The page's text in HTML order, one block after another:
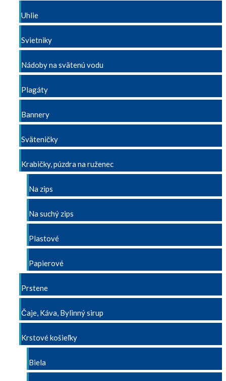
Uhlie
Svietniky
Nádoby na svätenú vodu
Plagáty
Bannery
Sväteničky
Krabičky, púzdra na ruženec
Na zips
Na suchý zips
Plastové
Papierové
Prstene
Čaje, Káva, Bylinný sirup
Krstové košieľky
Biela